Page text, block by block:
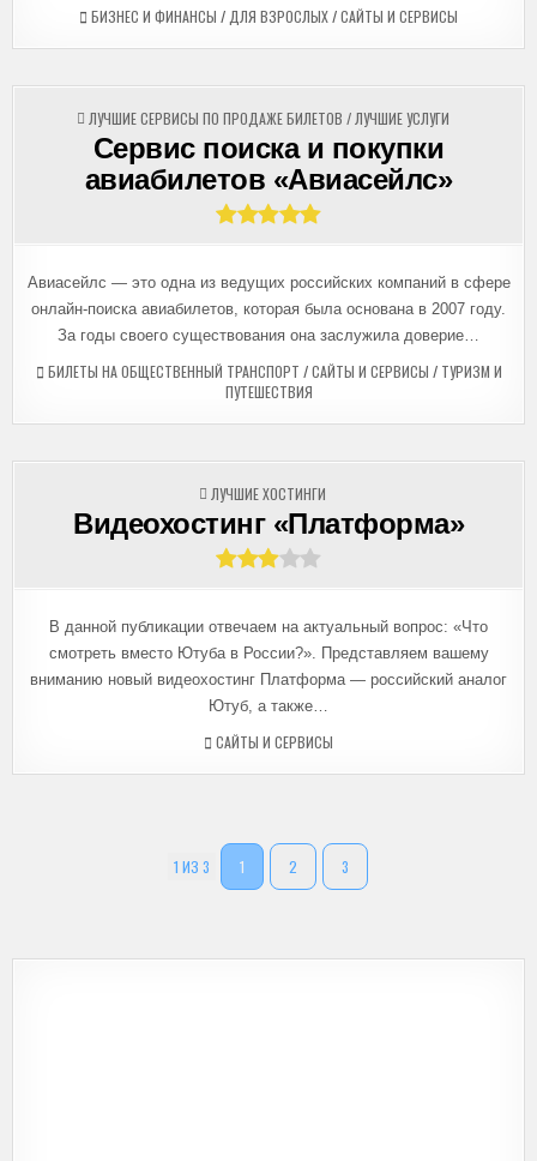
БИЗНЕС И ФИНАНСЫ / ДЛЯ ВЗРОСЛЫХ/САЙТЫ И СЕРВИСЫ
ОПУБЛИКОВАНО
В
ЛУЧШИЕ СЕРВИСЫ ПО ПРОДАЖЕ БИЛЕТОВ / ЛУЧШИЕ УСЛУГИ
Сервис поиска и покупки
авиабилетов «Авиасейлс»
Авиасейлс — это одна из ведущих российских компаний в сфере
онлайн-поиска авиабилетов, которая была основана в 2007 году.
За годы своего существования она заслужила доверие…
БИЛЕТЫ НА ОБЩЕСТВЕННЫЙ ТРАНСПОРТ /САЙТЫ И СЕРВИСЫ / ТУРИЗМ И
ПУТЕШЕСТВИЯ
ОПУБЛИКОВАНО
В
ЛУЧШИЕ ХОСТИНГИ
Видеохостинг «Платформа»
В данной публикации отвечаем на актуальный вопрос: «Что
смотреть вместо Ютуба в России?». Представляем вашему
вниманию новый видеохостинг Платформа — российский аналог
Ютуб, а также…
САЙТЫ И СЕРВИСЫ
1 ИЗ 3 1 2 3